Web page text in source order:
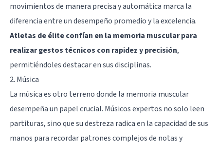
movimientos de manera precisa y automática marca la
diferencia entre un desempeño promedio y la excelencia.
Atletas de élite confían en la memoria muscular para
realizar gestos técnicos con rapidez y precisión,
permitiéndoles destacar en sus disciplinas.
2. Música
La música es otro terreno donde la memoria muscular
desempeña un papel crucial. Músicos expertos no solo leen
partituras, sino que su destreza radica en la capacidad de sus
manos para recordar patrones complejos de notas y